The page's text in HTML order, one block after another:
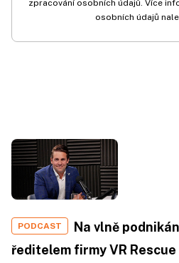
zpracování osobních údajů. Více
osobních údajů
PODCAST
Na vlně
ředitelem firmy VR Rescue